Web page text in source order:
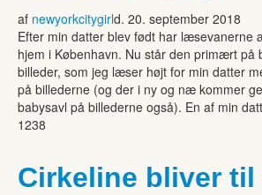
af newyorkcitygirld. 20. september 2018
Efter min datter blev født har læsevanerne
hjem i København. Nu står den primært på
billeder, som jeg læser højt for min datter
på billederne (og der i ny og næ kommer
babysavl på billederne også). En af min
1238
Cirkeline bliver til